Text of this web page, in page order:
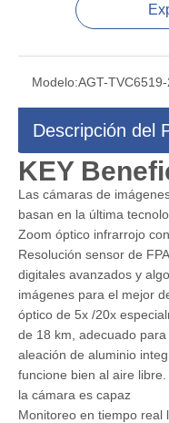
Modelo:AGT-
Descripción del
KEY
Las cámaras de
basan en la última
Zoom óptico infrarrojo
Resolución sensor de
digitales avanzados y
imágenes para el mejor
óptico de 5x /20x
de 18 km, adecuado
aleación de aluminio
funcione bien al aire
la cámara es capaz
Monitoreo en tiempo real